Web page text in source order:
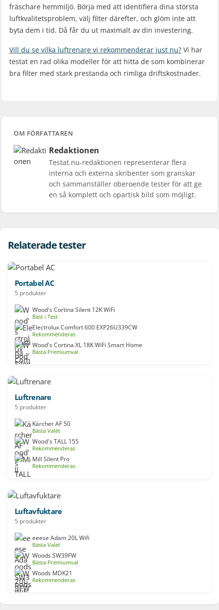
fräschare hemmiljö. Börja med att identifiera dina största
luftkvalitetsproblem, välj filter därefter, och glöm inte att
byta dem i tid. Då får du ut maximalt av din investering.
Vill du se vilka luftrenare vi rekommenderar just nu? Vi har
testat en rad olika modeller för att hitta de som kombinerar
bra filter med stark prestanda och rimliga driftskostnader.
OM FÖRFATTAREN
Redaktionen
Testat.nu-redaktionen representerar flera
interna och externa skribenter som granskar
och sammanställer oberoende tester för att ge
en så komplett och opartisk bild som möjligt.
Relaterade tester
Portabel AC
5 produkter
Wood's Cortina Silent 12K WiFi
Bäst i Test
Electrolux Comfort 600 EXP26U339CW
Rekommenderas
Wood's Cortina XL 18K WiFi Smart Home
Bästa Premiumval
Luftrenare
5 produkter
Kärcher AF 50
Bästa Valet
Wood's TALL 155
Rekommenderas
Mill Silent Pro
Rekommenderas
Luftavfuktare
5 produkter
eeese Adam 20L Wifi
Bästa Valet
Woods SW39FW
Bästa Premiumval
Woods MDK21
Rekommenderas